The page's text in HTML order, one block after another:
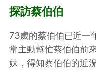
探訪蔡伯伯
73歲的蔡伯伯已近一
常主動幫忙蔡伯伯前
妹，得知蔡伯伯的近